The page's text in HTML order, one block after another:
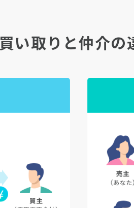
買い取りと仲介の